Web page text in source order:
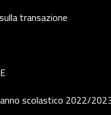
transazione
scolastico 2022/